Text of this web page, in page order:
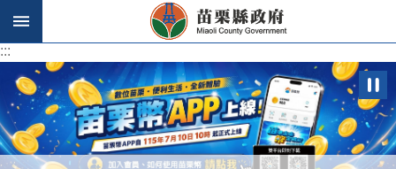
跳到主要內容區塊
:::